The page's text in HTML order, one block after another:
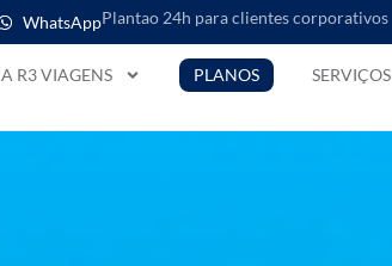
WhatsAppPlantao 24h para clientes corporativos
A R3 VIAGENS PLANOS SERVIÇOS